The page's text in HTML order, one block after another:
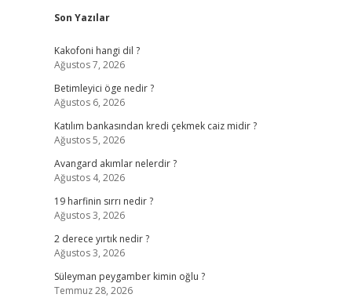
Sidebar
Son Yazılar
Kakofoni hangi dil ?
Ağustos 7, 2026
Betimleyici öge nedir ?
Ağustos 6, 2026
Katılım bankasından kredi çekmek caiz midir ?
Ağustos 5, 2026
Avangard akımlar nelerdir ?
Ağustos 4, 2026
19 harfinin sırrı nedir ?
Ağustos 3, 2026
2 derece yırtık nedir ?
Ağustos 3, 2026
Süleyman peygamber kimin oğlu ?
Temmuz 28, 2026